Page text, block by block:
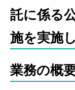
託に係る
施を実施
業務の概